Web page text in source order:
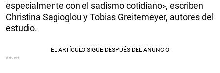
especialmente con el sadismo cotidiano», escriben
Christina Sagioglou y Tobias Greitemeyer, autores del
estudio.